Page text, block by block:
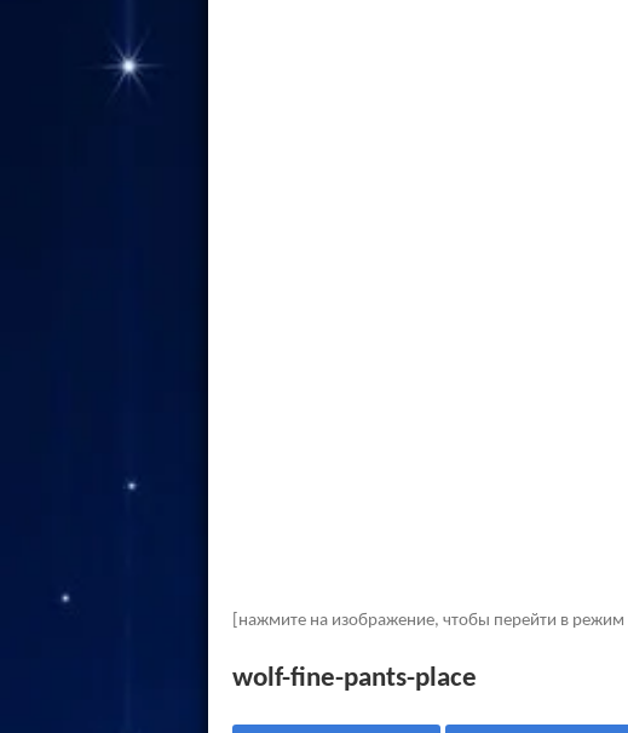
[нажмите на изображение, чтобы перейти в режим
wolf-fine-pants-place